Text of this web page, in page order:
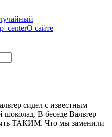
О сайте
сидел с известным
шоколад. В беседе Вальтер
ТАКИМ. Что мы заменили